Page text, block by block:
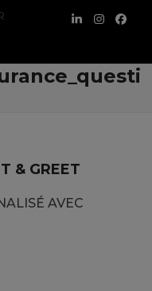
LinkedIn
& GREET
AVEC